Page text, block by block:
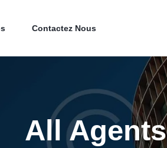
Contactez Nous
All Agents
Listing
Nous